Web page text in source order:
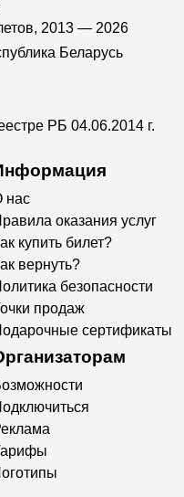
2013 — 2026
Беларусь
РБ 04.06.2014 г.
нас
оказания услуг
купить билет?
вернуть?
безопасности
продаж
сертификаты